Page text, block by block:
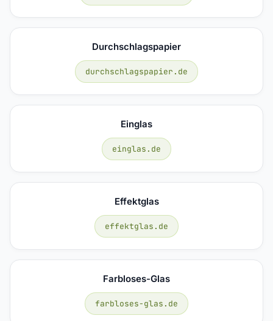
Durchschlagspapier
durchschlagspapier.de
Einglas
einglas.de
Effektglas
effektglas.de
Farbloses-Glas
farbloses-glas.de